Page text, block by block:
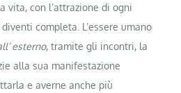
vita, con l’attrazione di ogni
completa. L’essere umano
esterno, tramite gli incontri, la
alla sua manifestazione
e averne anche più